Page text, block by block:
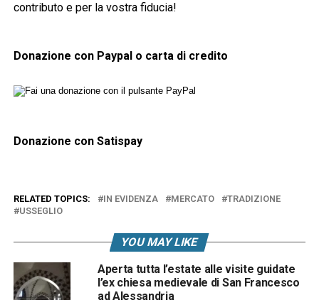
contributo e per la vostra fiducia!
Donazione con Paypal o carta di credito
Donazione con Satispay
RELATED TOPICS: IN EVIDENZA MERCATO
TRADIZIONE
USSEGLIO
YOU MAY LIKE
Aperta tutta l’estate alle visite guidate
l’ex chiesa medievale di San Francesco
ad Alessandria